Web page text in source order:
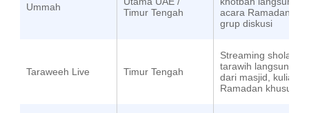
Ummah
Timur Tengah
acara Ramadan,
grup diskusi
Taraweeh Live Timur Tengah
Streaming sholat
tarawih langsung
dari masjid, kuliah
Ramadan khusus